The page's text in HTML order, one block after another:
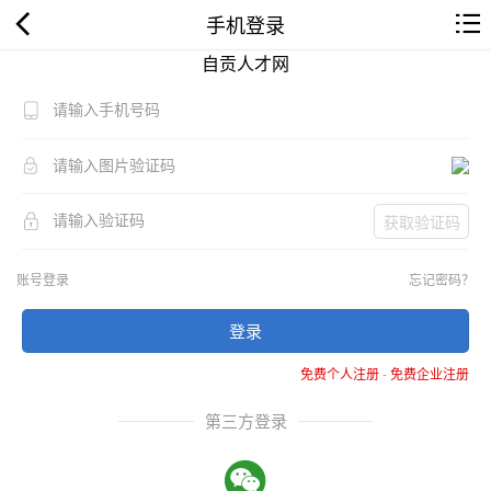
手机登录
自贡人才网
获取验证码
账号登录 忘记密码？
登录
免费个人注册-免费企业注册
第三方登录